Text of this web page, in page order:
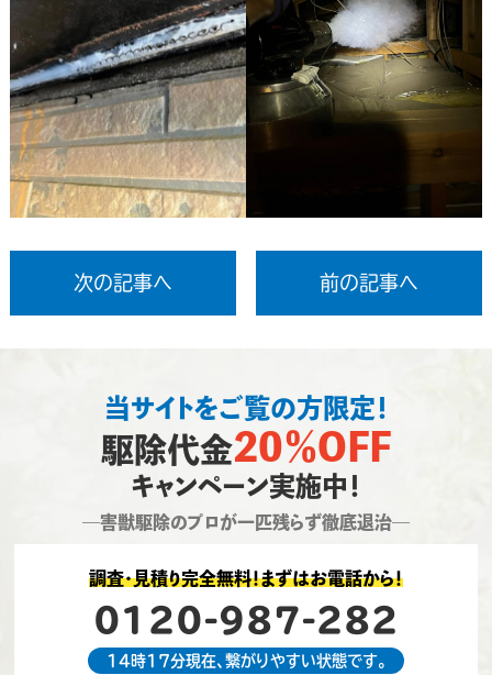
次の記事へ 前の記事へ
当サイトをご覧の方限定！
駆除代金20％OFF
キャンペーン実施中！
―害獣駆除のプロが一匹残らず徹底退治―
調査・見積り完全無料！まずはお電話から！
0120-987-282
14時17分現在、繋がりやすい状態です。